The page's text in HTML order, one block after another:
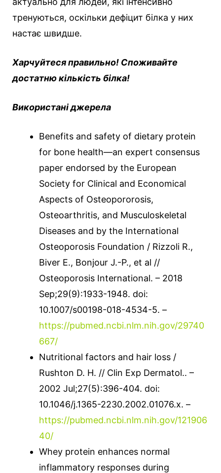
тренуються, оскільки дефіцит білка у них
настає швидше.
Харчуйтеся правильно! Споживайте
достатню кількість білка!
Використані джерела
Benefits and safety of dietary protein
for bone health—an expert consensus
paper endorsed by the European
Society for Clinical and Economical
Aspects of Osteopororosis,
Osteoarthritis, and Musculoskeletal
Diseases and by the International
Osteoporosis Foundation / Rizzoli R.,
Biver E., Bonjour J.-P., et al //
Osteoporosis International. – 2018
Sep;29(9):1933-1948. doi:
10.1007/s00198-018-4534-5. –
https://pubmed.ncbi.nlm.nih.gov/29740
667/
Nutritional factors and hair loss /
Rushton D. H. // Clin Exp Dermatol.. –
2002 Jul;27(5):396-404. doi:
10.1046/j.1365-2230.2002.01076.x. –
https://pubmed.ncbi.nlm.nih.gov/121906
40/
Whey protein enhances normal
inflammatory responses during